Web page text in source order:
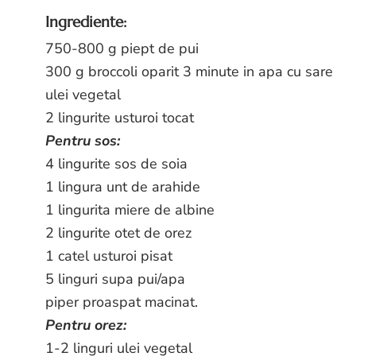
Ingrediente:
750-800 g piept de pui
300 g broccoli oparit 3 minute in apa cu sare
ulei vegetal
2 lingurite usturoi tocat
Pentru sos:
4 lingurite sos de soia
1 lingura unt de arahide
1 lingurita miere de albine
2 lingurite otet de orez
1 catel usturoi pisat
5 linguri supa pui/apa
piper proaspat macinat.
Pentru orez:
1-2 linguri ulei vegetal